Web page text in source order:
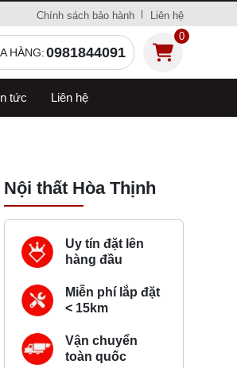
Chính sách bảo hành Liên hệ
HÀNG:0981844091
0
tức Liên hệ
Nội thất Hòa Thịnh
Uy tín đặt lên
hàng đầu
Miễn phí lắp đặt
< 15km
Vận chuyển
toàn quốc